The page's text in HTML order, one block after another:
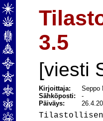
3.5
[viesti
Kirjoittaja:
Seppo
Sähköposti:-
Päiväys: